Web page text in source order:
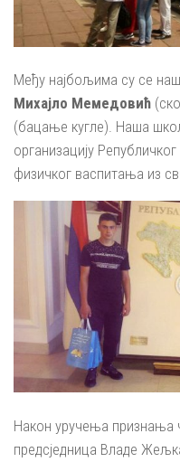
Међу најбољима су се
Михајло Мемедовић
(бацање кугле). Наша
организацију
физичког васпитања из
Након уручења признања
предсједница Владе